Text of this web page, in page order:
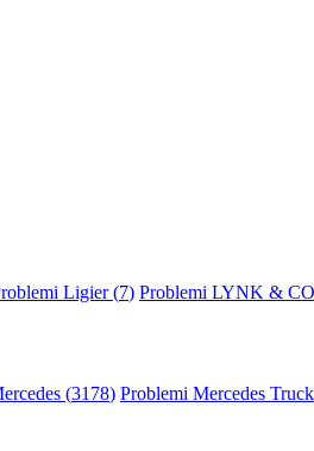
Ligier (7) Problemi LYNK &
(3178) Problemi Mercedes